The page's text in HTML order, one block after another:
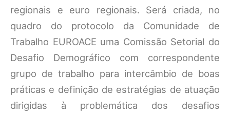
regionais e euro regionais. Será criada, no
quadro do protocolo da Comunidade de
Trabalho EUROACE uma Comissão Setorial do
Desafio Demográfico com correspondente
grupo de trabalho para intercâmbio de boas
práticas e definição de estratégias de atuação
dirigidas à problemática dos desafios